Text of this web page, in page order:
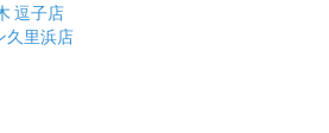
逗子店
久里浜店